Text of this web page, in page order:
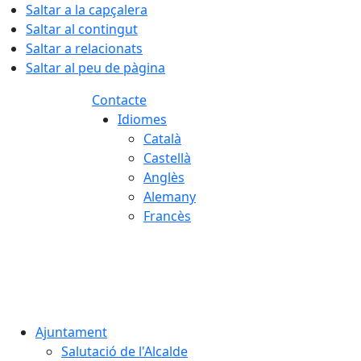
Saltar a la capçalera
Saltar al contingut
Saltar a relacionats
Saltar al peu de pàgina
Contacte
Idiomes
Català
Castellà
Anglès
Alemany
Francès
Ajuntament
Salutació de l'Alcalde